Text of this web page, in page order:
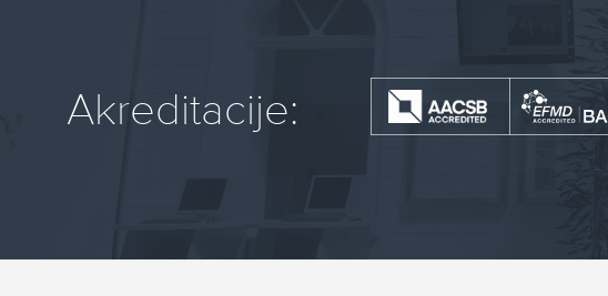
Akreditacije: